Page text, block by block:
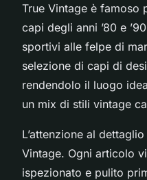
True Vintage è famoso
capi degli anni ’80 e
sportivi alle felpe di
selezione di capi di
rendendolo il luogo
un mix di stili vintage
L’attenzione al
Vintage. Ogni articolo
ispezionato e pulito